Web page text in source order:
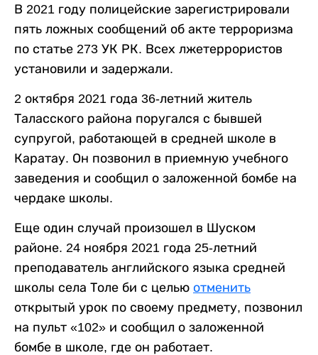
В 2021 году полицейские зарегистрировали
пять ложных сообщений об акте терроризма
по статье 273 УК РК. Всех лжетеррористов
установили и задержали.
2 октября 2021 года 36-летний житель
Таласского района поругался с бывшей
супругой, работающей в средней школе в
Каратау. Он позвонил в приемную учебного
заведения и сообщил о заложенной бомбе на
чердаке школы.
Еще один случай произошел в Шуском
районе. 24 ноября 2021 года 25-летний
преподаватель английского языка средней
школы села Толе би с целью отменить
открытый урок по своему предмету, позвонил
на пульт «102» и сообщил о заложенной
бомбе в школе, где он работает.